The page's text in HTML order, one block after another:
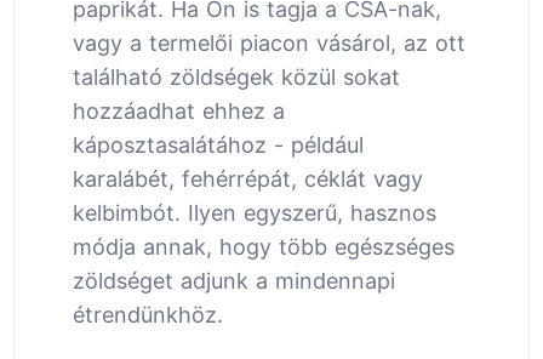
paprikát. Ha Ön is tagja a CSA-nak,
vagy a termelői piacon vásárol, az ott
található zöldségek közül sokat
hozzáadhat ehhez a
káposztasalátához - például
karalábét, fehérrépát, céklát vagy
kelbimbót. Ilyen egyszerű, hasznos
módja annak, hogy több egészséges
zöldséget adjunk a mindennapi
étrendünkhöz.